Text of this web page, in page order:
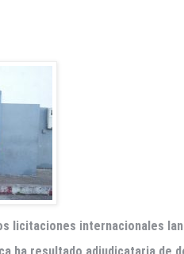
licitaciones internacionales